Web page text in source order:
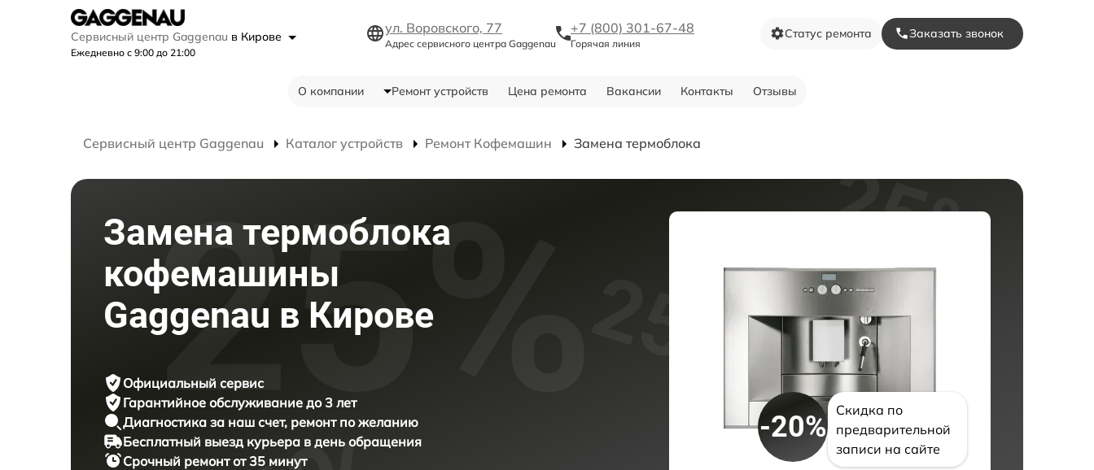
Сервисный центр Gaggenau в Кирове
Ежедневно с 9:00 до 21:00
ул. Воровского, 77
Адрес сервисного центра Gaggenau
+7 (800) 301-67-48
Горячая линия
Статус ремонта Заказать звонок
О компании Ремонт устройств Цена ремонта Вакансии Контакты Отзывы
Сервисный центр Gaggenau Каталог устройств Ремонт Кофемашин Замена термоблока
Замена термоблока
кофемашины
Gaggenau в Кирове
Официальный сервис
Гарантийное обслуживание до 3 лет
Диагностика за наш счет, ремонт по желанию
Бесплатный выезд курьера в день обращения
Срочный ремонтот 35 минут
-20%
Скидка по
предварительной
записи на сайте